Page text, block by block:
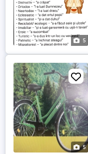
5
5